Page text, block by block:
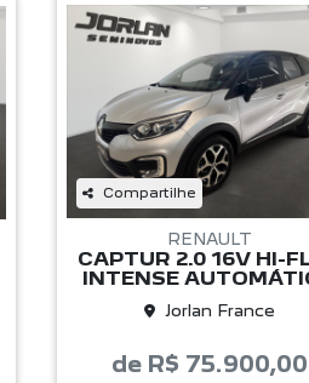
Compartilhe
RENAULT
CAPTUR 2.0 16V HI-
INTENSE
Jorlan France
de R$ 75.900,00